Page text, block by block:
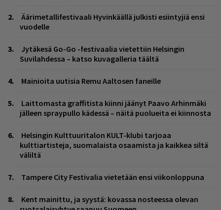
Äärimetallifestivaali Hyvinkäällä julkisti esiintyjiä ensi
vuodelle
Jytäkesä Go-Go -festivaalia vietettiin Helsingin
Suvilahdessa – katso kuvagalleria täältä
Mainioita uutisia Remu Aaltosen faneille
Laittomasta graffitista kiinni jäänyt Paavo Arhinmäki
jälleen spraypullo kädessä – näitä puolueita ei kiinnosta
Helsingin Kulttuuritalon KULT-klubi tarjoaa
kulttiartisteja, suomalaista osaamista ja kaikkea siltä
väliltä
Tampere City Festivalia vietetään ensi viikonloppuna
Kent mainittu, ja syystä: kovassa nosteessa olevan